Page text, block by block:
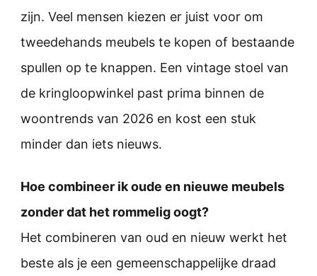
zijn. Veel mensen kiezen er juist voor om
tweedehands meubels te kopen of bestaande
spullen op te knappen. Een vintage stoel van
de kringloopwinkel past prima binnen de
woontrends van 2026 en kost een stuk
minder dan iets nieuws.
Hoe combineer ik oude en nieuwe meubels
zonder dat het rommelig oogt?
Het combineren van oud en nieuw werkt het
beste als je een gemeenschappelijke draad